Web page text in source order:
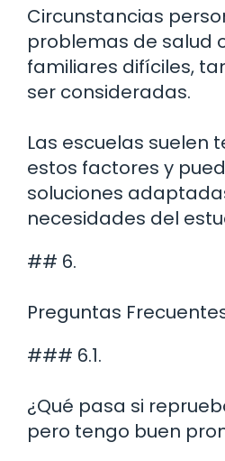
Circunstancias
problemas de salud
familiares difíciles,
ser consideradas.
Las escuelas suelen
estos factores y
soluciones
necesidades del
## 6.
Preguntas
### 6.1.
¿Qué pasa si
pero tengo buen